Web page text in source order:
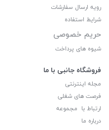
رویه ارسال سفارشات
شرایط استفاده
حریم خصوصی
شیوه های پرداخت
فروشگاه جانبی با ما
مجله اینترنتی
فرصت های شغلی
ارتباط با مجموعه
درباره ما